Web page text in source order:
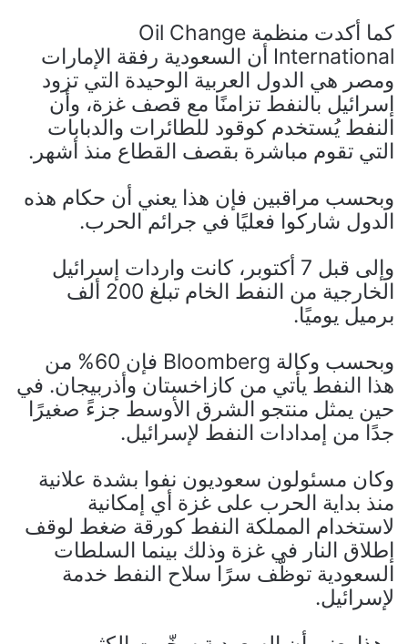
كما أكدت منظمة Oil Change
International أن السعودية رفقة الإمارات
ومصر هي الدول العربية الوحيدة التي تزود
إسرائيل بالنفط تزامنًا مع قصف غزة، وأن
النفط يُستخدم كوقود للطائرات والدبابات
التي تقوم مباشرة بقصف القطاع منذ أشهر.
وبحسب مراقبين فإن هذا يعني أن حكام هذه
الدول شاركوا فعليًا في جرائم الحرب.
وإلى قبل 7 أكتوبر، كانت واردات إسرائيل
الخارجية من النفط الخام تبلغ 200 ألف
برميل يوميًا.
وبحسب وكالة Bloomberg فإن 60% من
هذا النفط يأتي من كازاخستان وأذربيجان. في
حين يمثل منتجو الشرق الأوسط جزءً صغيرًا
جدًا من إمدادات النفط لإسرائيل.
وكان مسئولون سعوديون نفوا بشدة علانية
منذ بداية الحرب على غزة أي إمكانية
لاستخدام المملكة النفط كورقة ضغط لوقف
إطلاق النار في غزة وذلك بينما السلطات
السعودية توظّف سرًا سلاح النفط خدمة
لإسرائيل.